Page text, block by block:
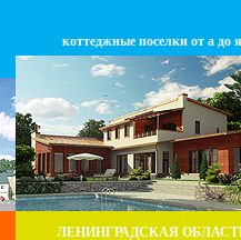
коттеджные поселки от а до я
ЛЕНИНГРАДСКАЯ